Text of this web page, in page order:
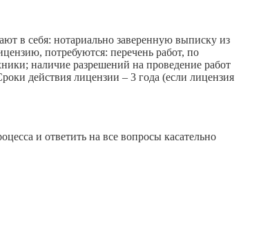
в себя: нотариально заверенную выписку из
потребуются: перечень работ, по
наличие разрешений на проведение работ
действия лицензии – 3 года (если лицензия
и ответить на все вопросы касательно